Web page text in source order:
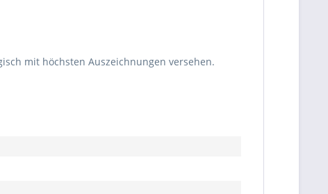
mit höchsten Auszeichnungen versehen.